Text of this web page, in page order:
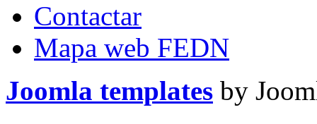
Contactar
Mapa web FEDN
Joomla templates by